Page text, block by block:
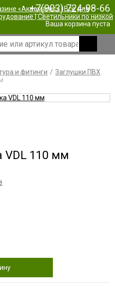
+7(903) 724-98-66
Ваша корзина пуста
и фитинги
Заглушки ПВХ
VDL 110 мм